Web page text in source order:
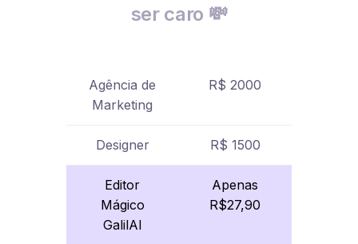
ser caro 💸
Agência de
Marketing
R$ 2000
Designer R$ 1500
Editor
Mágico
GalilAI
Apenas
R$27,90